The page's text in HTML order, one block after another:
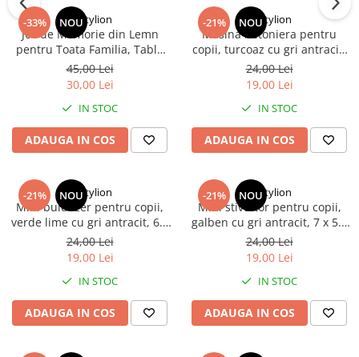
-33% NOU
Dactylion
Joc de Memorie din Lemn
pentru Toata Familia, Tabla
Rotunda 17 cm, 24 Pioni
Colorati, Joc Educativ
Interactiv pentru Copii +4 Ani,
6 Culori, Multicolor
45,00 Lei
30,00 Lei
IN STOC
ADAUGA IN COS
-21% NOU
Dactylion
Masina betoniera pentru
copii, turcoaz cu gri antracit,
7.4 x 5.9 x 4 cm, vehicul de
santier cu cuva mobila, roti
functionale, ambalaj PVC
24,00 Lei
19,00 Lei
IN STOC
ADAUGA IN COS
-21% NOU
Dactylion
Mini buldozer pentru copii,
verde lime cu gri antracit, 6.7
x 5.5 x 4 cm, utilaj de
constructie cu lama mobila,
roti mobile, ambalaj PVC
24,00 Lei
19,00 Lei
IN STOC
ADAUGA IN COS
-21% NOU
Dactylion
Mini stivuitor pentru copii,
galben cu gri antracit, 7 x 5.4
x 4 cm, vehicul de constructie,
jucarie cu furci mobile, roti
functionale, ambalaj PVC
24,00 Lei
19,00 Lei
IN STOC
ADAUGA IN COS